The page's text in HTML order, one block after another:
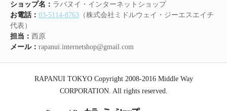
ショップ名： ラパヌイ・インターネットショップ
お電話： 03-5114-8763 （株式会社ミドルウェイ・ジーエスエイチ
代表）
担当： 西原
メール： rapanui.internetshop@gmail.com
RAPANUI TOKYO Copyright 2008-2016 Middle Way
CORPORATION. All rights reserved.